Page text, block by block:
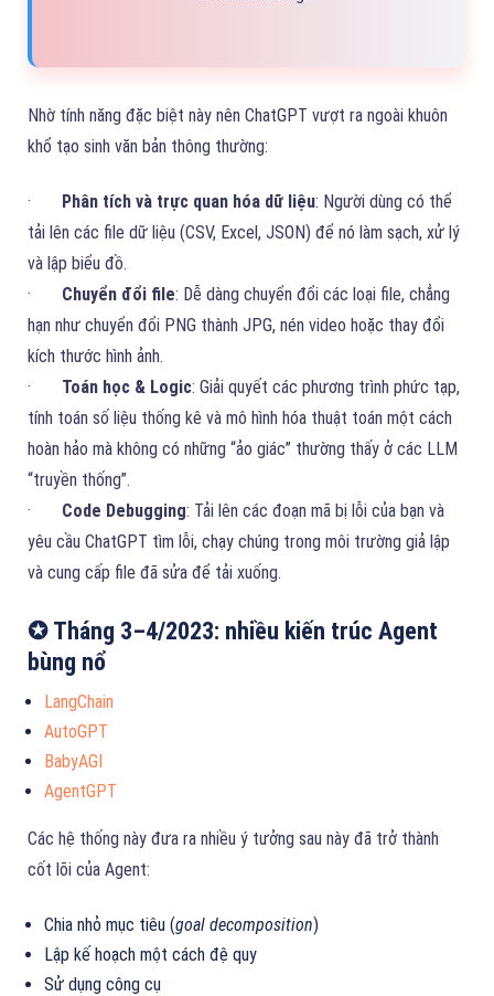
Nhờ tính năng đặc biệt này nên ChatGPT vượt ra ngoài khuôn
khổ tạo sinh văn bản thông thường:
· Phân tích và trực quan hóa dữ liệu: Người dùng có thể
tải lên các file dữ liệu (CSV, Excel, JSON) để nó làm sạch, xử lý
và lập biểu đồ.
· Chuyển đổi file: Dễ dàng chuyển đổi các loại file, chẳng
hạn như chuyển đổi PNG thành JPG, nén video hoặc thay đổi
kích thước hình ảnh.
· Toán học & Logic: Giải quyết các phương trình phức tạp,
tính toán số liệu thống kê và mô hình hóa thuật toán một cách
hoàn hảo mà không có những “ảo giác” thường thấy ở các LLM
“truyền thống”.
· Code Debugging: Tải lên các đoạn mã bị lỗi của bạn và
yêu cầu ChatGPT tìm lỗi, chạy chúng trong môi trường giả lập
và cung cấp file đã sửa để tải xuống.
✪ Tháng 3–4/2023: nhiều kiến trúc Agent
bùng nổ
LangChain
AutoGPT
BabyAGI
AgentGPT
Các hệ thống này đưa ra nhiều ý tưởng sau này đã trở thành
cốt lõi của Agent:
Chia nhỏ mục tiêu (goal decomposition)
Lập kế hoạch một cách đệ quy
Sử dụng công cụ